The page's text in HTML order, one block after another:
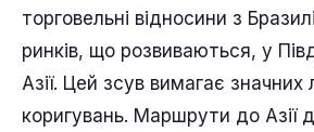
торговельні відносини з
ринків, що розвиваються, у
Азії. Цей зсув вимагає значних
коригувань. Маршрути до Азії